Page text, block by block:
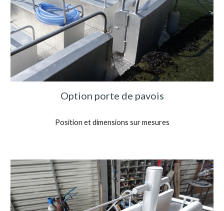
Option porte de pavois
Position et dimensions sur mesures